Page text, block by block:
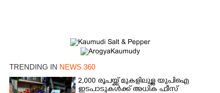
TRENDING IN NEWS 360
2,000 രൂപയ്ക്ക് മുകളിലുള്ള യുപിഐ
ഇടപാടുകൾക്ക് അധിക ഫീസ്